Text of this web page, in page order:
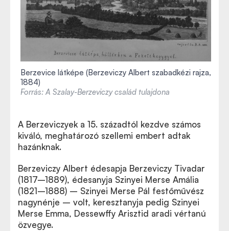
Berzevice látképe (Berzeviczy Albert szabadkézi rajza,
1884)
Forrás: A Szalay-Berzeviczy család tulajdona
A Berzeviczyek a 15. századtól kezdve számos
kiváló, meghatározó szellemi embert adtak
hazánknak.
Berzeviczy Albert édesapja Berzeviczy Tivadar
(1817–1889), édesanyja Szinyei Merse Amália
(1821–1888) – Szinyei Merse Pál festőművész
nagynénje – volt, keresztanyja pedig Szinyei
Merse Emma, Dessewffy Arisztid aradi vértanú
özvegye.